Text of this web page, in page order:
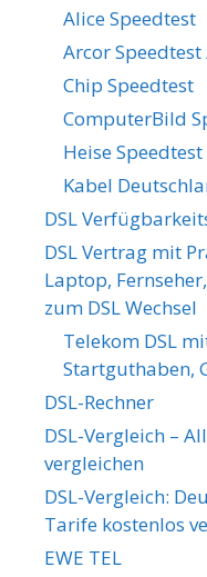
Alice Speedtest
Arcor
Chip Speedtest
ComputerBild
Heise Speedtest
Kabel
DSL
DSL Vertrag mit
Laptop,
zum DSL Wechsel
Telekom DSL
Startguthaben,
DSL-Rechner
DSL-Vergleich –
vergleichen
DSL-Vergleich:
Tarife kostenlos
EWE TEL